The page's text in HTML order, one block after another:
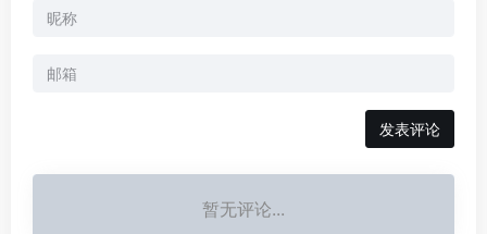
发表评论
暂无评论...